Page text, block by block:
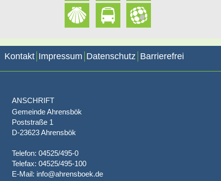
Kontakt Impressum Datenschutz Barrierefrei
ANSCHRIFT
Gemeinde Ahrensbök
Poststraße 1
D-23623 Ahrensbök
Telefon: 04525/495-0
Telefax: 04525/495-100
E-Mail: info@ahrensboek.de